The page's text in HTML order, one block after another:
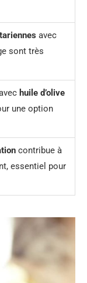
avec
sont très
huile d’olive
une option
contribue à
essentiel pour